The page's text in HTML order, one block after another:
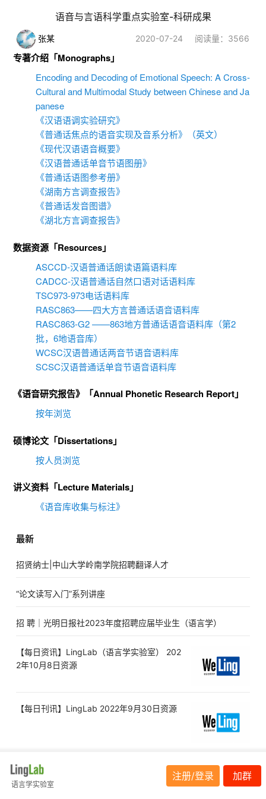
语音与言语科学重点实验室-科研成果
张某 2020-07-24 阅读量：3566
专著介绍「Monographs」
Encoding and Decoding of Emotional Speech: A Cross-
Cultural and Multimodal Study between Chinese and Ja
panese
《汉语语调实验研究》
《普通话焦点的语音实现及音系分析》（英文）
《现代汉语语音概要》
《汉语普通话单音节语图册》
《普通话语图参考册》
《湖南方言调查报告》
《普通话发音图谱》
《湖北方言调查报告》
数据资源「Resources」
ASCCD-汉语普通话朗读语篇语料库
CADCC-汉语普通话自然口语对话语料库
TSC973-973电话语料库
RASC863——四大方言普通话语音语料库
RASC863-G2 ——863地方普通话语音语料库（第2
批，6地语音库）
WCSC汉语普通话两音节语音语料库
SCSC汉语普通话单音节语音语料库
《语音研究报告》「Annual Phonetic Research Report」
按年浏览
硕博论文「Dissertations」
按人员浏览
讲义资料「Lecture Materials」
《语音库收集与标注》
最新
招贤纳士|中山大学岭南学院招聘翻译人才
“论文读写入门”系列讲座
招 聘｜光明日报社2023年度招聘应届毕业生（语言学）
【每日资讯】LingLab（语言学实验室） 202
2年10月8日资源
【每日刊讯】LingLab 2022年9月30日资源
语言学实验室
注册/登录 加群